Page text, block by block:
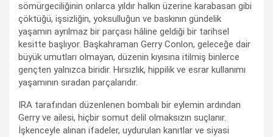
sömürgeciliğinin onlarca yıldır halkın üzerine karabasan gibi
çöktüğü, işsizliğin, yoksulluğun ve baskının gündelik
yaşamın ayrılmaz bir parçası hâline geldiği bir tarihsel
kesitte başlıyor. Başkahraman Gerry Conlon, geleceğe dair
büyük umutları olmayan, düzenin kıyısına itilmiş binlerce
gençten yalnızca biridir. Hırsızlık, hippilik ve esrar kullanımı
yaşamının sıradan parçalarıdır.
IRA tarafından düzenlenen bombalı bir eylemin ardından
Gerry ve ailesi, hiçbir somut delil olmaksızın suçlanır.
İşkenceyle alınan ifadeler, uydurulan kanıtlar ve siyasi